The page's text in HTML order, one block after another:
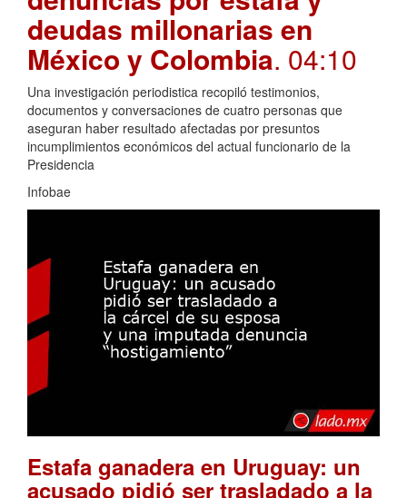
deudas millonarias en
México y Colombia. 04:10
Una investigación periodistica recopiló testimonios,
documentos y conversaciones de cuatro personas que
aseguran haber resultado afectadas por presuntos
incumplimientos económicos del actual funcionario de la
Presidencia
Infobae
Estafa ganadera en Uruguay: un
acusado pidió ser trasladado a la